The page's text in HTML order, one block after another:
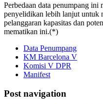
Perbedaan data penumpang ini
penyelidikan lebih lanjut untuk
pelanggaran kapasitas dan
mematikan ini.(*)
Data Penumpang
KM Barcelona V
Komisi V DPR
Manifest
Post navigation